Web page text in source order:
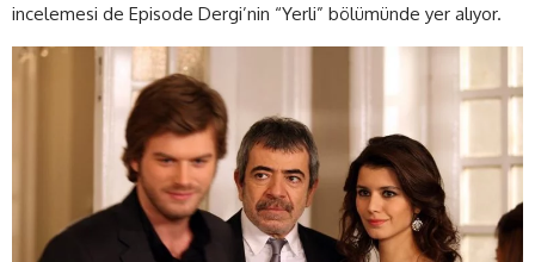
incelemesi de Episode Dergi’nin “Yerli” bölümünde yer alıyor.